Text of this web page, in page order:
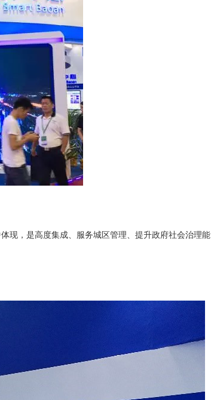
，是高度集成、服务城区管理、提升政府社会治理能